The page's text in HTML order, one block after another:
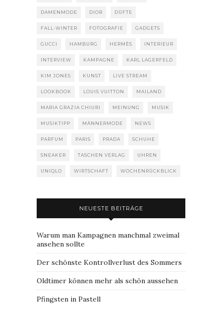
DAMENMODE DIOR DÜFTE
FALL-WINTER FOTOGRAFIE GADGETS
GUCCI HAMBURG HERMÈS INTERIEUR
INTERVIEW KAMPAGNE KARL LAGERFELD
KIM JONES KUNST LIVE STREAM
LOOKBOOK LOUIS VUITTON MAILAND
MARIA GRAZIA CHIURI MEINUNG MUSIK
MUSIKTIPP MÄNNERMODE NEWS
PARFUM PARIS PRADA SCHUHE
SNEAKER TASCHEN VERLAG UHREN
UNIQLO WIRTSCHAFT WOCHENRÜCKBLICK
NEUESTE BEITRÄGE
Warum man Kampagnen manchmal zweimal
ansehen sollte
Der schönste Kontrollverlust des Sommers
Oldtimer können mehr als schön aussehen
Pfingsten in Pastell